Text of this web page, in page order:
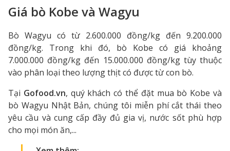
Giá bò Kobe và Wagyu
Bò Wagyu có từ 2.600.000 đồng/kg đến 9.200.000
đồng/kg. Trong khi đó, bò Kobe có giá khoảng
7.000.000 đồng/kg đến 15.000.000 đồng/kg tùy thuộc
vào phân loại theo lượng thịt có được từ con bò.
Tại Gofood.vn, quý khách có thể đặt mua bò Kobe và
bò Wagyu Nhật Bản, chúng tôi miễn phí cắt thái theo
yêu cầu và cung cấp đầy đủ gia vị, nước sốt phù hợp
cho mọi món ăn,...